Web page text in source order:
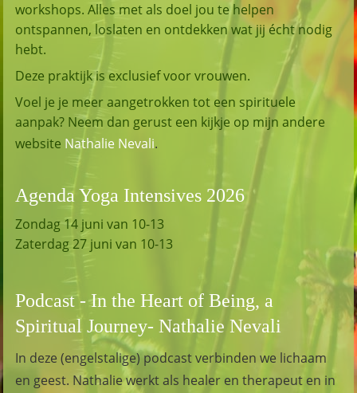
workshops. Alles met als doel jou te helpen
ontspannen, loslaten en ontdekken wat jij écht nodig
hebt.
Deze praktijk is exclusief voor vrouwen.
Voel je je meer aangetrokken tot een spirituele
aanpak? Neem dan gerust een kijkje op mijn andere
website Nathalie Nevali.
Agenda Yoga Intensives 2026
Zondag 14 juni van 10-13
Zaterdag 27 juni van 10-13
Podcast - In the Heart of Being, a
Spiritual Journey- Nathalie Nevali
In deze (engelstalige) podcast verbinden we lichaam
en geest. Nathalie werkt als healer en therapeut en in